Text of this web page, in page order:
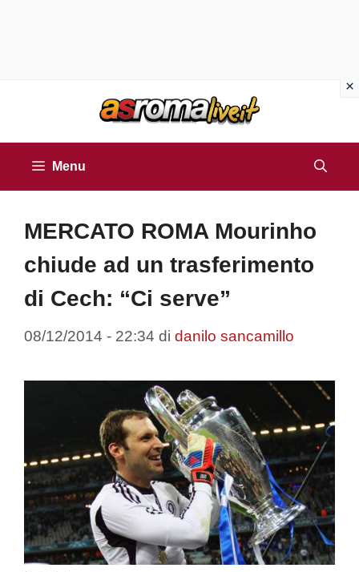
Menu
MERCATO ROMA Mourinho
chiude ad un trasferimento
di Cech: “Ci serve”
08/12/2014 - 22:34 di danilo sancamillo